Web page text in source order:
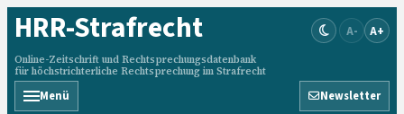
HRR-Strafrecht
Online-Zeitschrift und Rechtsprechungsdatenbank
für höchstrichterliche Rechtsprechung im Strafrecht
A- A+
Menü Newsletter